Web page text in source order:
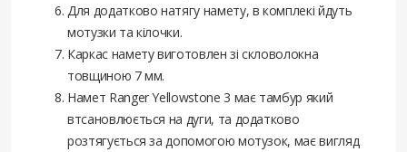
Для додатково натягу намету, в комплекі йдуть
мотузки та кілочки.
Каркас намету виготовлен зі скловолокна
товщиною 7 мм.
Намет Ranger Yellowstone 3 має тамбур який
втсановлюється на дуги, та додатково
розтягується за допомогою мотузок, має вигляд